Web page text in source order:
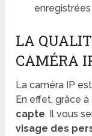
LA
CAMÉRA
La caméra IP
En effet, grâce à
capte. Il vous
visage des